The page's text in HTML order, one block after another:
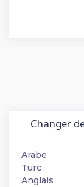
Changer
Arabe
Turc
Anglais